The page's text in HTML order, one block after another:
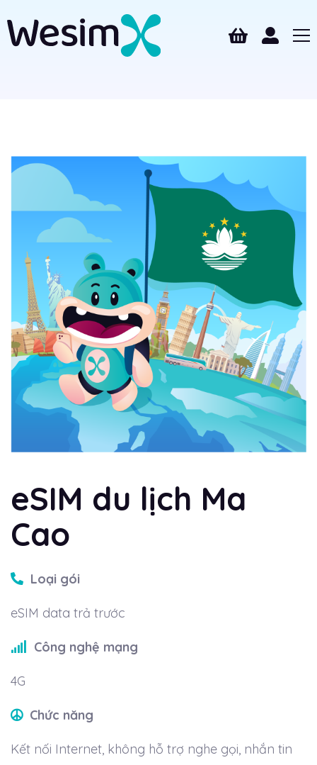
eSIM du lịch Ma
Cao
Loại gói
eSIM data trả trước
Công nghệ mạng
4G
Chức năng
Kết nối Internet, không hỗ trợ nghe gọi, nhắn tin